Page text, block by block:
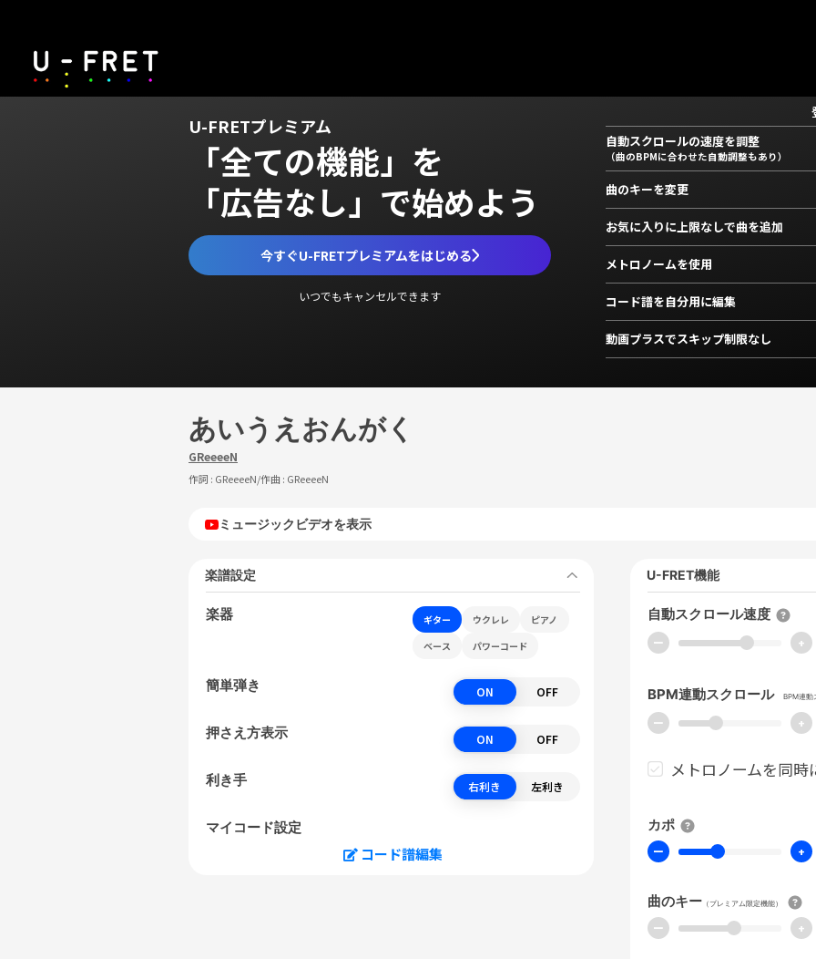
U-FRETプレミアム
「全ての機能」を
「広告なし」で始めよう
今すぐU-FRETプレミアムをはじめる
いつでもキャンセルできます
自動スクロールの速度を調整
（曲のBPMに合わせた自動調整もあり）
曲のキーを変更
お気に入りに上限なしで曲を追加
メトロノームを使用
コード譜を自分用に編集
動画プラスでスキップ制限なし
あいうえおんがく
GReeeeN
作詞 : GReeeeN/作曲 : GReeeeN
ミュージックビデオを表示
楽譜設定
楽器 ギター ウクレレ
ピアノ
ベース
パワーコード
簡単弾き ON OFF
押さえ方表示 ON OFF
利き手 右利き 左利き
マイコード設定
コード譜編集
U-FRET機能
自動スクロール速度
ー +
BPM連動スクロール BPM連動
ー +
メトロノームを同時
カポ
ー +
曲のキー （プレミアム限定機能）
ー +